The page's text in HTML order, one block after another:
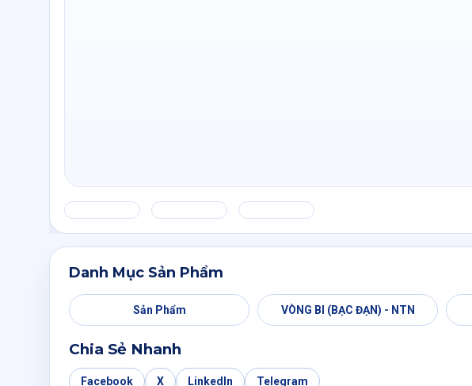
Danh Mục Sản Phẩm
Sản Phẩm VÒNG BI (BẠC ĐẠN) - NTN
Chia Sẻ Nhanh
Facebook X LinkedIn Telegram